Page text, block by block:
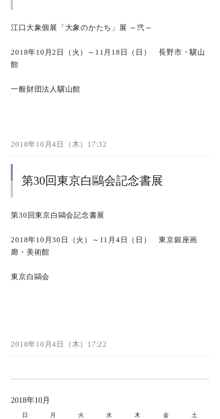
江口大象個展「大象のかたち」展 ～弐～
2018年10月2日（火）～11月18日（日） 長野市・驥山
館
一般財団法人驥山館
2018年10月4日（木）17:32
第30回東京白鷗会記念書展
第30回東京白鷗会記念書展
2018年10月30日（火）～11月4日（日） 東京銀座画
廊・美術館
東京白鷗会
2018年10月4日（木）17:22
2018年10月
日 月 火 水 木 金 土
デジタルアーカイブ
オンラインショップ